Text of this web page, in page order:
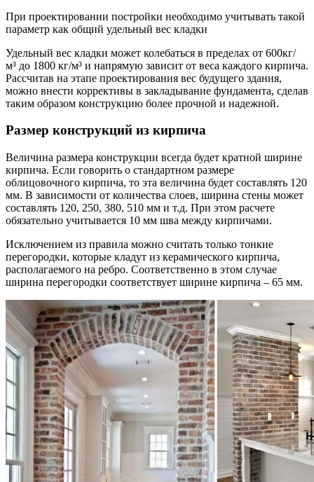
При проектировании постройки необходимо учитывать такой
параметр как общий удельный вес кладки
Удельный вес кладки может колебаться в пределах от 600кг/
м³ до 1800 кг/м³ и напрямую зависит от веса каждого кирпича.
Рассчитав на этапе проектирования вес будущего здания,
можно внести коррективы в закладывание фундамента, сделав
таким образом конструкцию более прочной и надежной.
Размер конструкций из кирпича
Величина размера конструкции всегда будет кратной ширине
кирпича. Если говорить о стандартном размере
облицовочного кирпича, то эта величина будет составлять 120
мм. В зависимости от количества слоев, ширина стены может
составлять 120, 250, 380, 510 мм и т.д. При этом расчете
обязательно учитывается 10 мм шва между кирпичами.
Исключением из правила можно считать только тонкие
перегородки, которые кладут из керамического кирпича,
располагаемого на ребро. Соответственно в этом случае
ширина перегородки соответствует ширине кирпича – 65 мм.